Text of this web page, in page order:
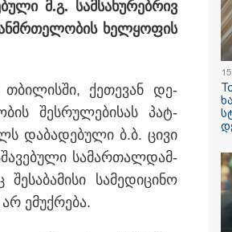
თბილისი - ბუდაპეშტი
1175.50 ლარიდან
თბილისი -
ლარიდან
მ.გ. სამ­სა­ხუ­რებ­რივ
ხელ­ყო­ფის
ქე­თე­ვან დე­
შეს­რუ­ლე­ბი­სას პატ­
და­ბა­დე­ბუ­ლი ბ.ბ. ცივი
სა­მარ­თალ­დამ­
სა­მე­დი­ცი­ნო
ემუქ­რე­ბა.